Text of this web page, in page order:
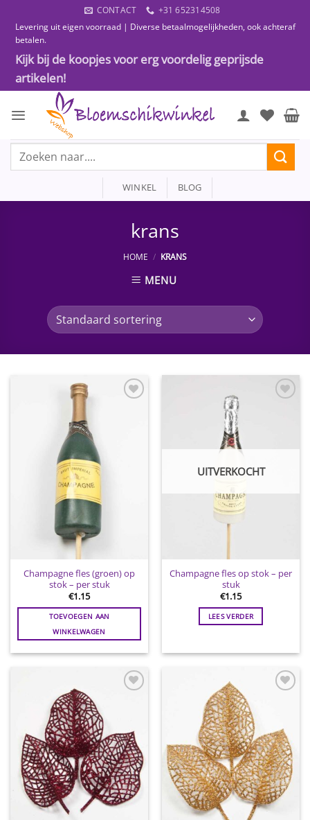
naar
inhoud
CONTACT
+31 652314508
Levering uit eigen voorraad | Diverse betaalmogelijkheden, ook achteraf
betalen.
Kijk bij de koopjes voor erg voordelig geprijsde
artikelen!
Zoeken
WINKEL BLOG
krans
HOME / KRANS
MENU
Champagne fles (groen) op
stok – per stuk
€1.15
TOEVOEGEN AAN
WINKELWAGEN
UITVERKOCHT
Champagne fles op stok – per
stuk
€1.15
LEES VERDER